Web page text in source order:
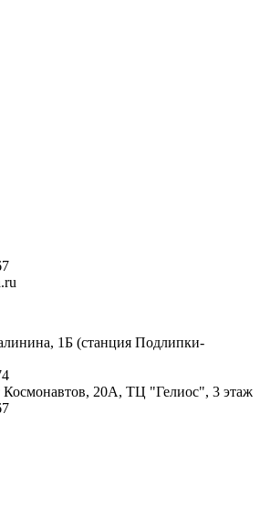
1Б (станция Подлипки-
Космонавтов, 20А, ТЦ "Гелиос", 3 этаж